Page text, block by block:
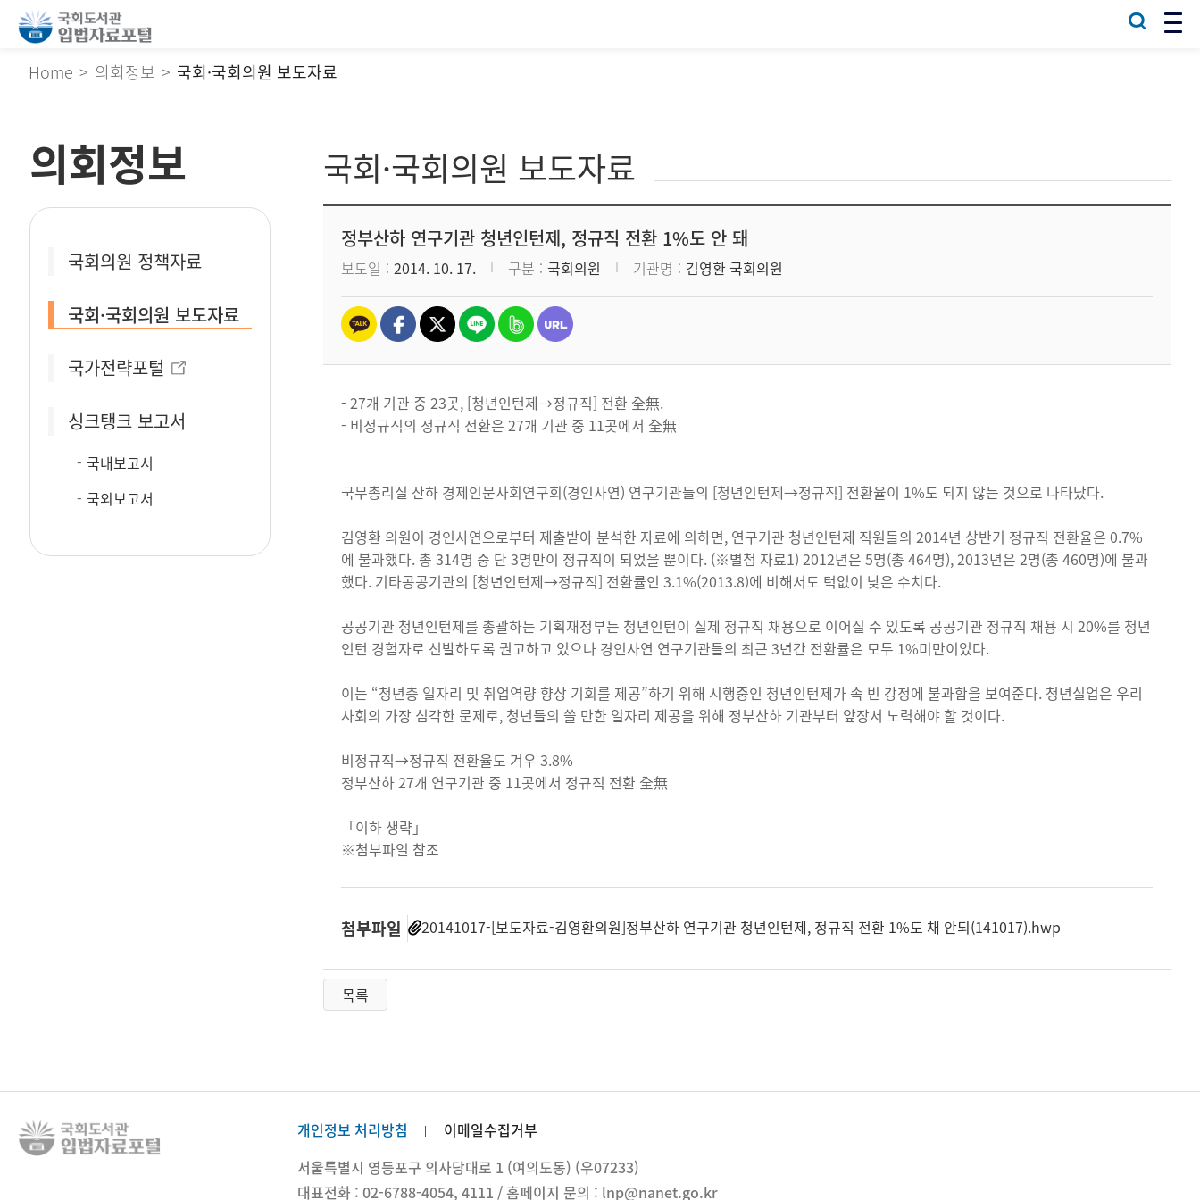
Home 의회정보 국회·국회의원 보도자료
의회정보
국회의원 정책자료
국회·국회의원 보도자료
국가전략포털
싱크탱크 보고서
국내보고서
국외보고서
국회·국회의원 보도자료
정부산하 연구기관 청년인턴제, 정규직 전환 1%도 안 돼
보도일 2014. 10. 17. 구분 국회의원 기관명 김영환 국회의원
- 27개 기관 중 23곳, [청년인턴제→정규직] 전환 全無.
- 비정규직의 정규직 전환은 27개 기관 중 11곳에서 全無
국무총리실 산하 경제인문사회연구회(경인사연) 연구기관들의 [청년인턴제→정규직] 전환율이 1%도 되지 않는 것으로 나타났다.
김영환 의원이 경인사연으로부터 제출받아 분석한 자료에 의하면, 연구기관 청년인턴제 직원들의 2014년 상반기 정규직 전환율은 0.7%
에 불과했다. 총 314명 중 단 3명만이 정규직이 되었을 뿐이다. (※별첨 자료1) 2012년은 5명(총 464명), 2013년은 2명(총 460명)에 불과
했다. 기타공공기관의 [청년인턴제→정규직] 전환률인 3.1%(2013.8)에 비해서도 턱없이 낮은 수치다.
공공기관 청년인턴제를 총괄하는 기획재정부는 청년인턴이 실제 정규직 채용으로 이어질 수 있도록 공공기관 정규직 채용 시 20%를 청년
인턴 경험자로 선발하도록 권고하고 있으나 경인사연 연구기관들의 최근 3년간 전환률은 모두 1%미만이었다.
이는 “청년층 일자리 및 취업역량 향상 기회를 제공”하기 위해 시행중인 청년인턴제가 속 빈 강정에 불과함을 보여준다. 청년실업은 우리
사회의 가장 심각한 문제로, 청년들의 쓸 만한 일자리 제공을 위해 정부산하 기관부터 앞장서 노력해야 할 것이다.
비정규직→정규직 전환율도 겨우 3.8%
정부산하 27개 연구기관 중 11곳에서 정규직 전환 全無
「이하 생략」
※첨부파일 참조
첨부파일 20141017-[보도자료-김영환의원]정부산하 연구기관 청년인턴제, 정규직 전환 1%도 채 안되(141017).hwp
목록
개인정보 처리방침
이메일수집거부
서울특별시 영등포구 의사당대로 1 (여의도동) (우07233)
대표전화 : 02-6788-4054, 4111 / 홈페이지 문의 : lnp@nanet.go.kr